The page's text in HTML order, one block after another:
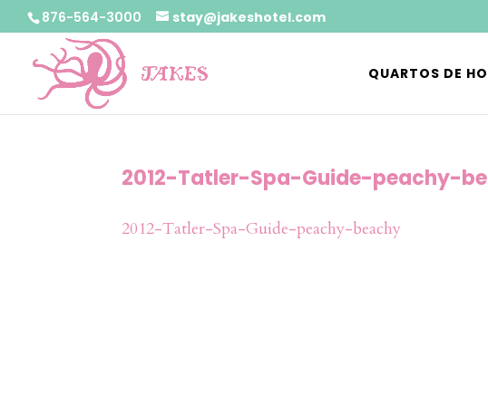
876-564-3000 stay@jakeshotel.com
QUARTOS DE
2012-Tatler-Spa-Guide-peachy-
2012-Tatler-Spa-Guide-peachy-beachy